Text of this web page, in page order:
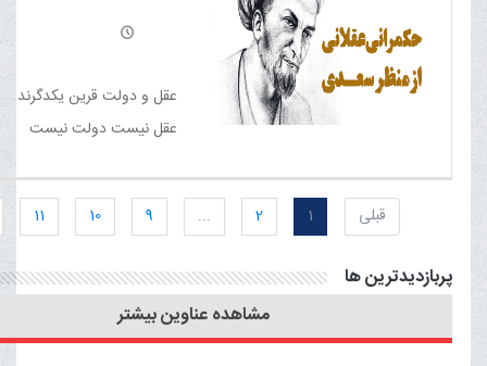
عقل و دولت قرین یکدگرند
عقل نیست دولت نیست‏
قبلی 1
2
...
9
10
11
پربازدیدترین ها
مشاهده عناوین بیشتر